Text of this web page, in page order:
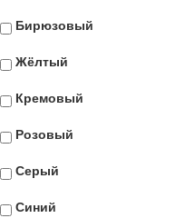
Бирюзовый
Жёлтый
Кремовый
Розовый
Серый
Синий